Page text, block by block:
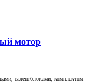
мотор
салентблоками, комплектом